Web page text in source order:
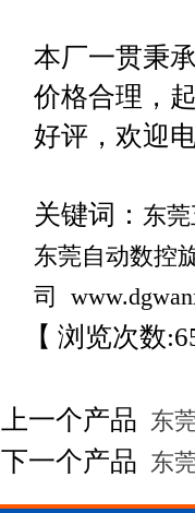
本厂一贯秉
价格合理，
好评，欢迎
关键词： 东
东莞自动数控
司
【 浏览次数:
上一个产品 东
下一个产品 东